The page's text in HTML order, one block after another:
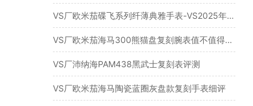
VS厂欧米茄碟飞系列纤薄典雅手表-VS2025年新品复刻表
VS厂欧米茄海马300熊猫盘复刻腕表值不值得入手
VS厂沛纳海PAM438黑武士复刻表评测
VS厂欧米茄海马陶瓷蓝圈灰盘款复刻手表细评